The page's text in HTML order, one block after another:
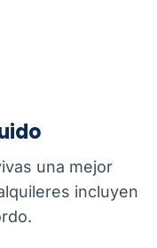
una mejor
incluyen